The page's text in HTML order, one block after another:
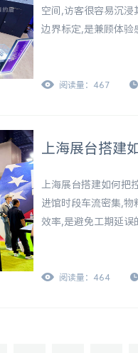
空间,访客很容易沉浸
边界标定,是兼顾体验
阅读量：467
上海展台搭建
上海展台搭建如何把
进馆时段车流密集,物
效率,是避免工期延误
阅读量：464